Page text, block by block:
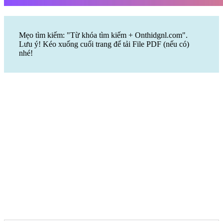
Mẹo tìm kiếm: "Từ khóa tìm kiếm + Onthidgnl.com".
Lưu ý! Kéo xuống cuối trang để tải File PDF (nếu có)
nhé!